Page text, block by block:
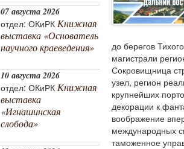
07 августа 2026
отдел: ОКиРК Книжная
выставка «Основатель
научного краеведения»
10 августа 2026
отдел: ОКиРК Книжная
выставка
«Игнашинская
слобода»
до берегов
магистрали
Сокровищница
узел, регион
крупнейших
декорации к
воображение
международных
таможенное